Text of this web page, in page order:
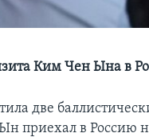
Ким Чен Ына в
две
приехал в Россию